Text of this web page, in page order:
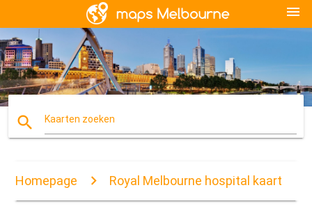
menu
search Kaarten zoeken
Homepage Royal Melbourne hospital kaart